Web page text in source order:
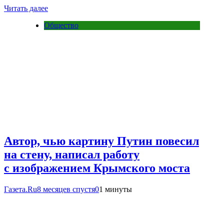
Читать далее
Общество
Автор, чью картину Путин повесил
на стену, написал работу
с изображением Крымского моста
Газета.Ru8 месяцев спустя01 минуты